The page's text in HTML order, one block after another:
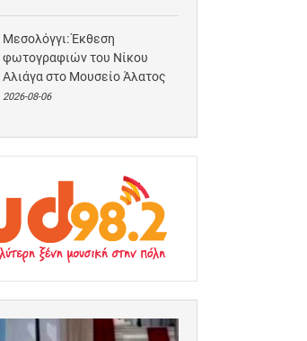
Μεσολόγγι: Έκθεση
φωτογραφιών του Νίκου
Αλιάγα στο Μουσείο Άλατος
2026-08-06